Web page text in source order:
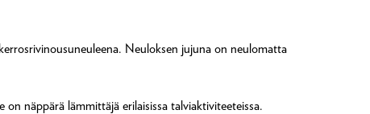
Neuloksen jujuna on neulomatta
näppärä lämmittäjä erilaisissa talviaktiviteeteissa.